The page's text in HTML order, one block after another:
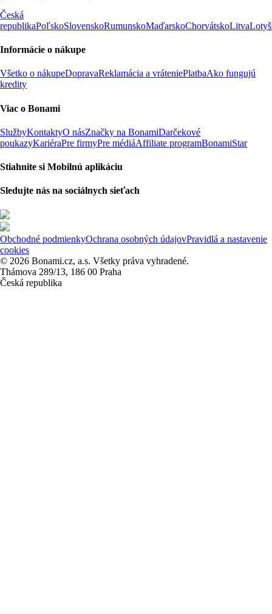
Česká
republikaPoľskoSlovenskoRumunskoMaďarskoChorvátskoLitva
Informácie o nákupe
Všetko o nákupeDopravaReklamácia a vráteniePlatbaAko fungujú
kredity
Viac o Bonami
SlužbyKontaktyO násZnačky na BonamiDarčekové
poukazyKariéraPre firmyPre médiáAffiliate programBonamiStar
Stiahnite si Mobilnú aplikáciu
Sledujte nás na sociálnych sieťach
Obchodné podmienkyOchrana osobných údajovPravidlá a nastavenie
cookies
© 2026 Bonami.cz, a.s. Všetky práva vyhradené.
Thámova 289/13, 186 00 Praha
Česká republika